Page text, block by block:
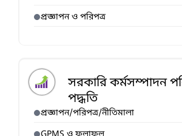
প্রজ্ঞাপন ও পরিপত্র
সরকারি কর্মসম্পাদন
পদ্ধতি
প্রজ্ঞাপন/পরিপত্র/নীতিমালা